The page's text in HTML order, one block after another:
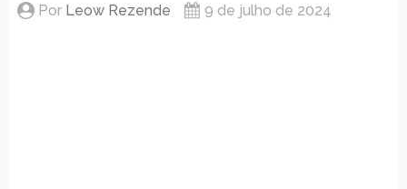
Por Leow Rezende 9 de julho de 2024